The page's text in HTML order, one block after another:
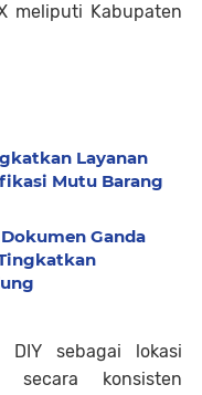
meliputi Kabupaten
Layanan
Mutu Barang
Ganda
DIY sebagai lokasi
konsisten